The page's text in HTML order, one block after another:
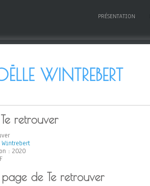
PRÉSENTATION
WINTREBERT
retrouver
: 2020
page de Te retrouver